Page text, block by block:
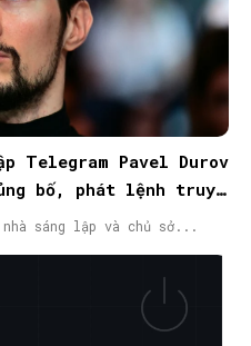
Telegram Pavel Durov
bố, phát lệnh truy
sáng lập và chủ sở...